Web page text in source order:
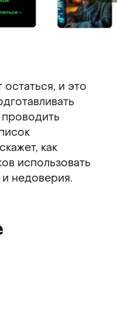
и это
как
использовать
недоверия.